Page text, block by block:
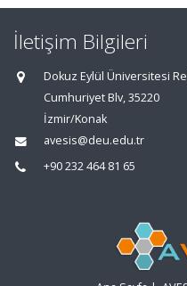
İletişim Bilgileri
Dokuz Eylül Üniversitesi
Cumhuriyet Blv, 35220
İzmir/Konak
avesis@deu.edu.tr
+90 232 464 81 65